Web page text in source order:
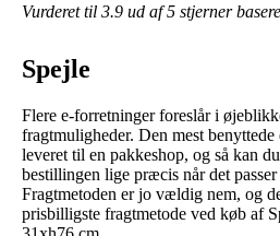
Vurderet til 3.9 ud af 5 stjerner
Spejle
Flere e-forretninger foreslår i
fragtmuligheder. Den mest
leveret til en pakkeshop, og så kan
bestillingen lige præcis når det
Fragtmetoden er jo vældig nem, og
prisbilligste fragtmetode ved køb af